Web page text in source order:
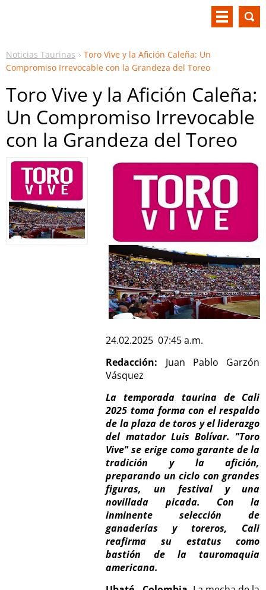
Noticias Taurinas
Toro Vive y la Afición Caleña: Un
Compromiso Irrevocable con la Grandeza del Toreo
Toro Vive y la Afición Caleña:
Un Compromiso Irrevocable
con la Grandeza del Toreo
24.02.2025 07:45 a.m.
Redacción: Juan Pablo Garzón
Vásquez
La temporada taurina de Cali
2025 toma forma con el respaldo
de la plaza de toros y el liderazgo
del matador Luis Bolívar. "Toro
Vive" se erige como garante de la
tradición y la afición,
preparando un ciclo con grandes
figuras, un festival y una
novillada picada. Con la
inminente selección de
ganaderías y toreros, Cali
reafirma su estatus como
bastión de la tauromaquia
americana.